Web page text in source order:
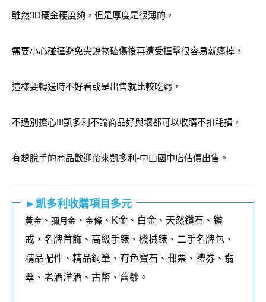
雖然3D硬金硬度夠，但是厚度是很薄的，
需要小心碰撞避免尖銳物磕傷後再遭受撞擊很容易就癟掉，
這樣要轉送時不好看或是出售就比較吃虧，
不過別擔心!!!凱多利不論商品好與壞都可以收購不扣耗損，
有想脫手的商品歡迎帶來凱多利-中山國中店估價出售。
►凱多利收購項目多元
黃金 、 彌月金 、 金條 、K金、白金、天然鑽石、鑽
戒，名牌首飾、高級手錶、機械錶、二手名牌包、
精品配件、精品鋼筆、有色寶石、郵票、禮券、翡
翠、老酒洋酒、古幣、舊鈔。